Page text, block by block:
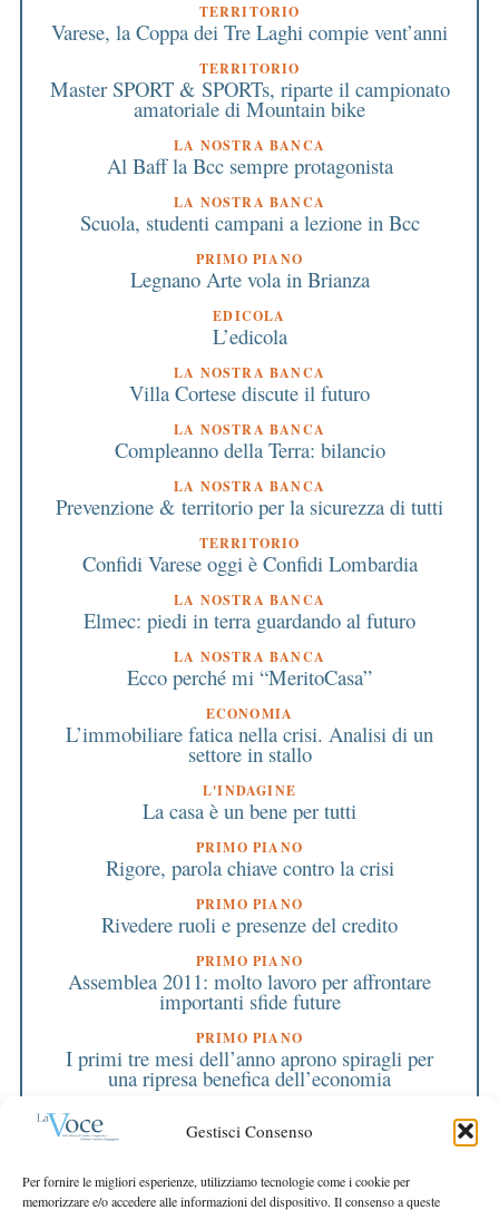
Gestisci Consenso
Per fornire le migliori esperienze, utilizziamo tecnologie come i cookie per
memorizzare e/o accedere alle informazioni del dispositivo. Il consenso a queste
TERRITORIO
Varese, la Coppa dei Tre Laghi compie vent’anni
TERRITORIO
Master SPORT & SPORTs, riparte il campionato
amatoriale di Mountain bike
LA NOSTRA BANCA
Al Baff la Bcc sempre protagonista
LA NOSTRA BANCA
Scuola, studenti campani a lezione in Bcc
PRIMO PIANO
Legnano Arte vola in Brianza
EDICOLA
L’edicola
LA NOSTRA BANCA
Villa Cortese discute il futuro
LA NOSTRA BANCA
Compleanno della Terra: bilancio
LA NOSTRA BANCA
Prevenzione & territorio per la sicurezza di tutti
TERRITORIO
Confidi Varese oggi è Confidi Lombardia
LA NOSTRA BANCA
Elmec: piedi in terra guardando al futuro
LA NOSTRA BANCA
Ecco perché mi “MeritoCasa”
ECONOMIA
L’immobiliare fatica nella crisi. Analisi di un
settore in stallo
L'INDAGINE
La casa è un bene per tutti
PRIMO PIANO
Rigore, parola chiave contro la crisi
PRIMO PIANO
Rivedere ruoli e presenze del credito
PRIMO PIANO
Assemblea 2011: molto lavoro per affrontare
importanti sfide future
PRIMO PIANO
I primi tre mesi dell’anno aprono spiragli per
una ripresa benefica dell’economia
Bilancio, una questione di tempi
Bilancio: numeri e salute dell’economia locale